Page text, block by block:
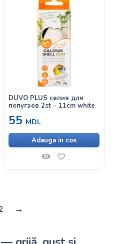
DUVO PLUS сепия для
попугаев 2st – 11cm white
55 MDL
Adauga in cos
→